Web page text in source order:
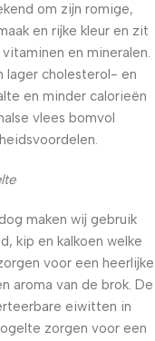
om zijn romige,
en rijke kleur en zit
en mineralen.
lager cholesterol- en
en minder calorieën
vlees bomvol
maken wij gebruik
kip en kalkoen welke
voor een heerlijke
aroma van de brok. De
eiwitten in
zorgen voor een